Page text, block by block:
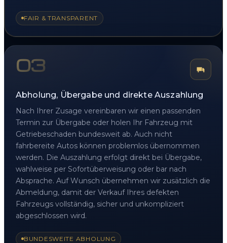
FAIR & TRANSPARENT
03
Abholung, Übergabe und direkte Auszahlung
Nach Ihrer Zusage vereinbaren wir einen passenden
Termin zur Übergabe oder holen Ihr Fahrzeug mit
Getriebeschaden bundesweit ab. Auch nicht
fahrbereite Autos können problemlos übernommen
werden. Die Auszahlung erfolgt direkt bei Übergabe,
wahlweise per Sofortüberweisung oder bar nach
Absprache. Auf Wunsch übernehmen wir zusätzlich die
Abmeldung, damit der Verkauf Ihres defekten
Fahrzeugs vollständig, sicher und unkompliziert
abgeschlossen wird.
BUNDESWEITE ABHOLUNG